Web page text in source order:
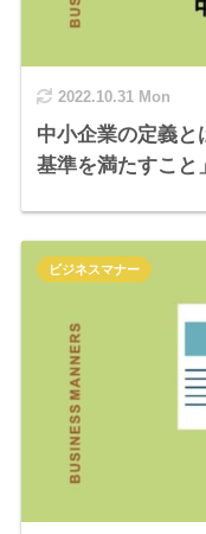
2022.10.31 Mon
中小企業の定義と
基準を満たすこと
ビジネスマナー